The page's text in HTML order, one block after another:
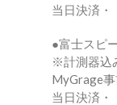
当日決済・
●富士スピ
※計測器込
MyGrage
当日決済・